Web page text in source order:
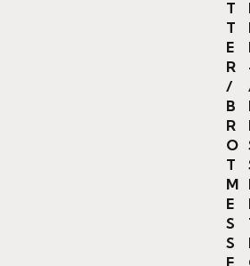
T
T
E
R
/
B
R
O
T
M
E
S
S
E